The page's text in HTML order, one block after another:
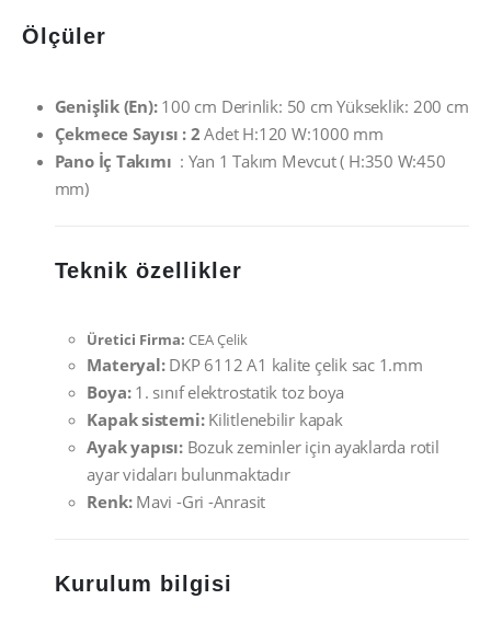
Ölçüler
Genişlik (En):100 cm Derinlik: 50 cm Yükseklik: 200 cm
Çekmece Sayısı : 2 Adet H:120 W:1000 mm
Pano İç Takımı : Yan 1 Takım Mevcut ( H:350 W:450
mm)
Teknik özellikler
Üretici Firma: CEA Çelik
Materyal:DKP 6112 A1 kalite çelik sac 1.mm
Boya:1. sınıf elektrostatik toz boya
Kapak sistemi:Kilitlenebilir kapak
Ayak yapısı:Bozuk zeminler için ayaklarda rotil
ayar vidaları bulunmaktadır
Renk:Mavi -Gri -Anrasit
Kurulum bilgisi